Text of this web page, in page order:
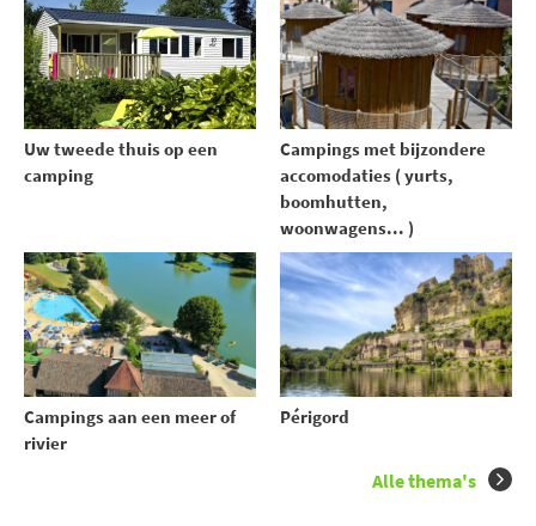
Uw tweede thuis op een
camping
Campings met bijzondere
accomodaties ( yurts,
boomhutten,
woonwagens... )
Campings aan een meer of
rivier
Périgord
Alle thema's